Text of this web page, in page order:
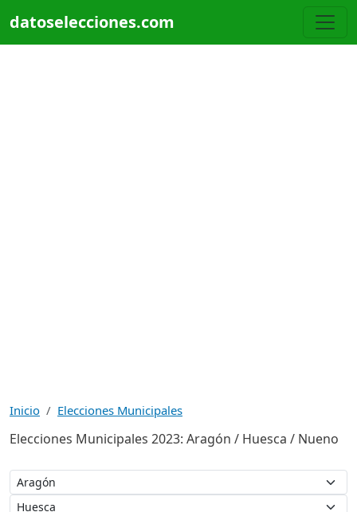
datoselecciones.com
Inicio Elecciones Municipales
Elecciones Municipales 2023: Aragón / Huesca / Nueno